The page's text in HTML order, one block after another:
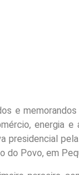
e
energia e
presidencial
do Povo, em